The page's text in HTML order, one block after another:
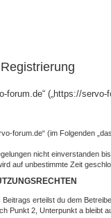
forum.de“ („https://
forum.de“ (im Folgenden
nicht einverstanden
auf unbestimmte Zeit
Beitrags erteilst du dem
Punkt 2, Unterpunkt a bleibt